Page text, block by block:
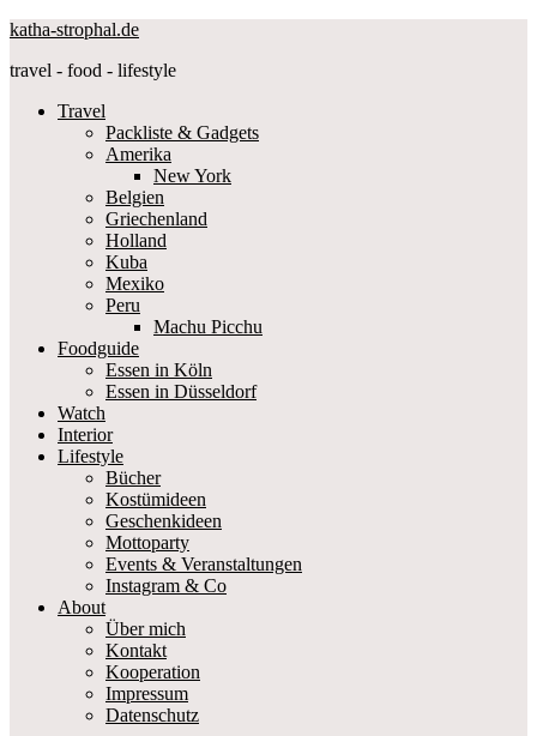
katha-strophal.de
travel - food - lifestyle
Travel
Packliste & Gadgets
Amerika
New York
Belgien
Griechenland
Holland
Kuba
Mexiko
Peru
Machu Picchu
Foodguide
Essen in Köln
Essen in Düsseldorf
Watch
Interior
Lifestyle
Bücher
Kostümideen
Geschenkideen
Mottoparty
Events & Veranstaltungen
Instagram & Co
About
Über mich
Kontakt
Kooperation
Impressum
Datenschutz